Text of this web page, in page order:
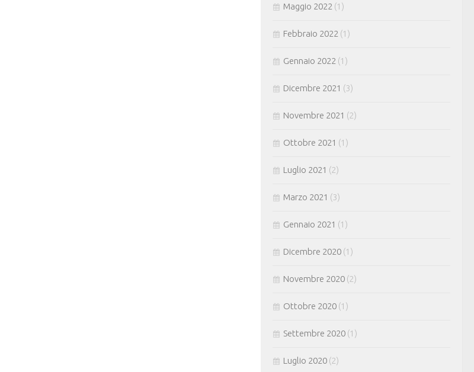
Maggio 2022 (1)
Febbraio 2022 (1)
Gennaio 2022 (1)
Dicembre 2021 (3)
Novembre 2021 (2)
Ottobre 2021 (1)
Luglio 2021 (2)
Marzo 2021 (3)
Gennaio 2021 (1)
Dicembre 2020 (1)
Novembre 2020 (2)
Ottobre 2020 (1)
Settembre 2020 (1)
Luglio 2020 (2)